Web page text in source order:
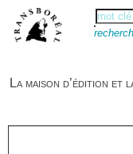
La maison d’édition